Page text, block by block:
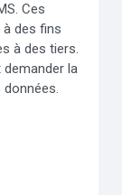
Ces
des fins
à des tiers.
la